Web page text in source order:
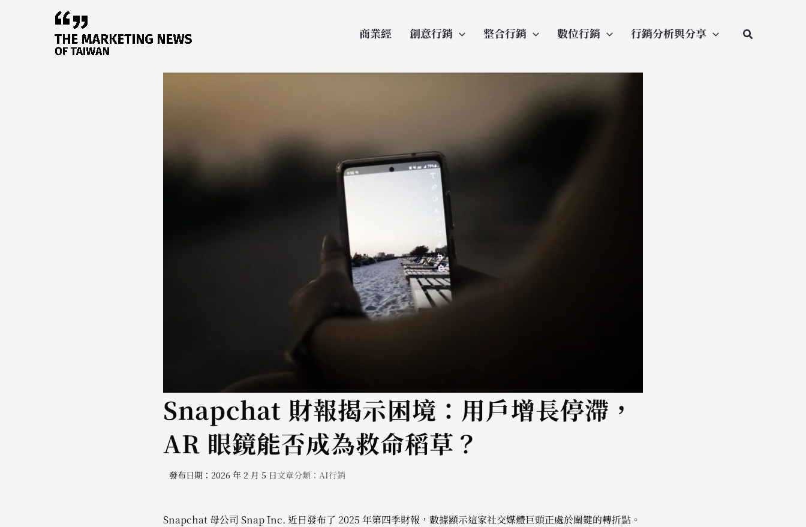
商業經 創意行銷 整合行銷 數位行銷 行銷分析與分享
Snapchat 財報揭示困境：用戶增長停滯，
AR 眼鏡能否成為救命稻草？
發布日期：2026 年 2 月 5 日文章分類： AI行銷
Snapchat 母公司 Snap Inc. 近日發布了 2025 年第四季財報，數據顯示這家社交媒體巨頭正處於關鍵的轉折點。